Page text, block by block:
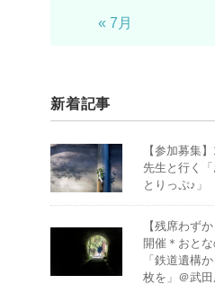
« 7月
新着記事
【参加募集
先生と行く
とりっぷ♪」
【残席わず
開催＊おと
「鉄道遺構
枚を」＠武